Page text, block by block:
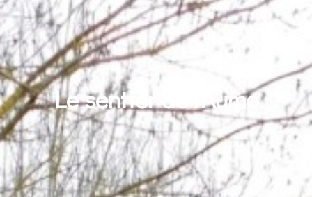
Le Syndicat
La compétence GEMAPI
Le Territoire
Nos Actions
Actualités
Contact
Le sentier de l'Aume